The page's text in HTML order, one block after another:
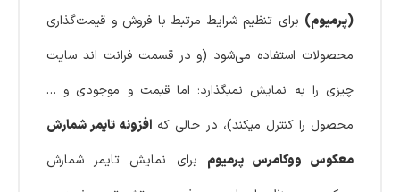
(پرمیوم) برای تنظیم شرایط مرتبط با فروش و قیمت‌گذاری
محصولات استفاده می‌شود (و در قسمت فرانت اند سایت
چیزی را به نمایش نمیگذارد؛ اما قیمت و موجودی و …
محصول را کنترل میکند)، در حالی که افزونه تایمر شمارش
معکوس ووکامرس پرمیوم برای نمایش تایمر شمارش